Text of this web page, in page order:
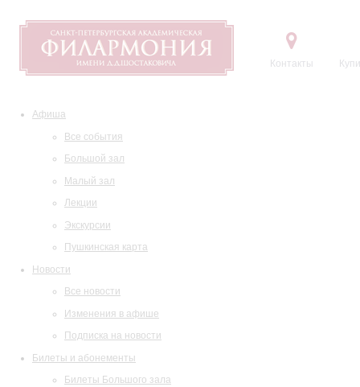
Контакты
Афиша
Все события
Большой зал
Малый зал
Лекции
Экскурсии
Пушкинская карта
Новости
Все новости
Изменения в афише
Подписка на новости
Билеты и абонементы
Билеты Большого зала